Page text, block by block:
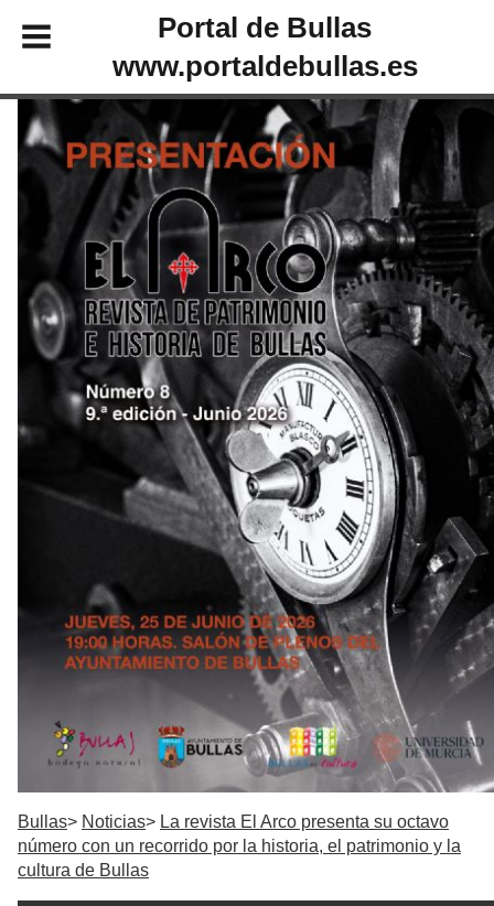
Portal de Bullas
www.portaldebullas.es
Bullas Noticias
La revista El Arco presenta su octavo
número con un recorrido por la historia, el patrimonio y la
cultura de Bullas